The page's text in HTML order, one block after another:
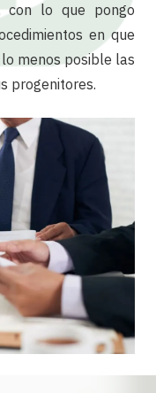
con lo que pongo
en que
menos posible las
progenitores.